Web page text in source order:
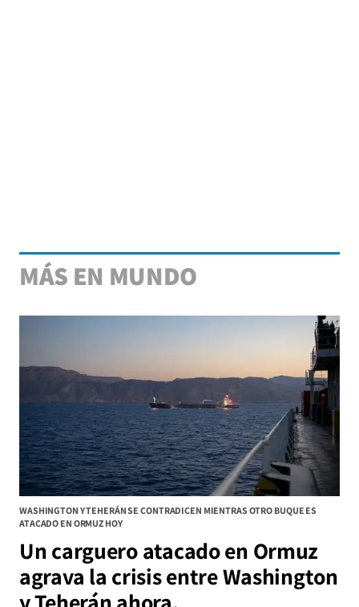
MÁS EN MUNDO
WASHINGTON Y TEHERÁN SE CONTRADICEN MIENTRAS OTRO BUQUE ES
ATACADO EN ORMUZ HOY
Un carguero atacado en Ormuz
agrava la crisis entre Washington